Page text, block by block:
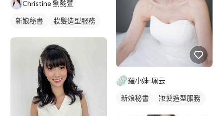
Christine 劉懿萱
新娘秘書 妝髮造型服務
羅小妹-珮云
新娘秘書 妝髮造型服務